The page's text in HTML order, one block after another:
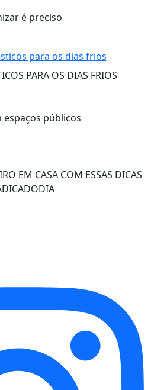
é preciso
PARA OS DIAS FRIOS
espaços públicos
EM CASA COM ESSAS DICAS